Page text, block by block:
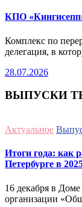
КПО
Комплекс по
делегация, в
28.07.2026
ВЫПУСКИ
Актуальное
Итоги года: как
Петербурге в
16 декабря в
организации